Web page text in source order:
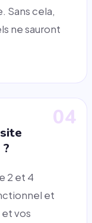
Sans cela,
ne sauront
04
2 et 4
et
vos